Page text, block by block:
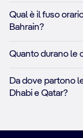
Qual è il fuso
Bahrain?
Quanto durano le
Da dove partono
Dhabi e Qatar?